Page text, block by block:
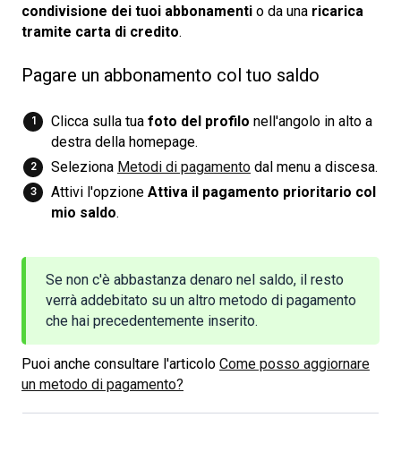
condivisione dei tuoi abbonamenti o da una ricarica
tramite carta di credito.
Pagare un abbonamento col tuo saldo
Clicca sulla tua foto del profilo nell'angolo in alto a
destra della homepage.
Seleziona Metodi di pagamento dal menu a discesa.
Attivi l'opzione Attiva il pagamento prioritario col
mio saldo.
Se non c'è abbastanza denaro nel saldo, il resto
verrà addebitato su un altro metodo di pagamento
che hai precedentemente inserito.
Puoi anche consultare l'articolo Come posso aggiornare
un metodo di pagamento?